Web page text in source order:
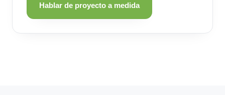
Hablar de proyecto a medida